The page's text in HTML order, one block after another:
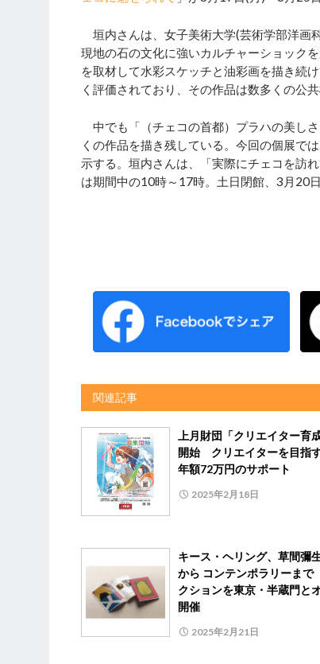
垣内さんは、女子美術大学(芸術学部洋画
現地の石の文化に強いカルチャーショック
を取材して水彩スケッチと油彩画を描き続
く評価されており、その作品は数多くの公
中でも「（チェコの首都）プラハの美し
くの作品を描き残している。今回の個展で
示する。垣内さんは、「実際にチェコを訪
は期間中の10時～17時。土日閉館、3月20
関連記事
上月財団「クリエイター育
開始 クリエイターを目指
年額72万円のサポート
2025年2月18日
キース・ヘリング、草間彌
から コンテンポラリーま
クションを東京・半蔵門と
開催
2025年2月21日